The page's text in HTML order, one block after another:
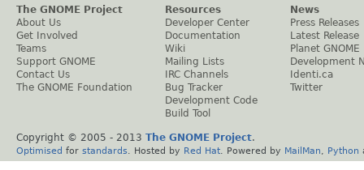
The GNOME Project
About Us
Get Involved
Teams
Support GNOME
Contact Us
The GNOME Foundation
Resources
Developer Center
Documentation
Wiki
Mailing Lists
IRC Channels
Bug Tracker
Development Code
Build Tool
News
Press Releases
Latest Release
Planet GNOME
Development
Identi.ca
Twitter
Copyright © 2005 - 2013 The GNOME Project.
Optimised for standards . Hosted by Red Hat . Powered by MailMan Python